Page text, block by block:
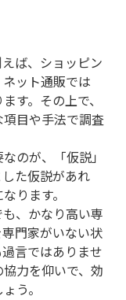
ば、ショッピン
ット通販では
す。その上で、
目や手法で調査
のが、「仮説」
た仮説があれ
ります。
、かなり高い専
門家がいない状
言ではありませ
力を仰いで、効
う。